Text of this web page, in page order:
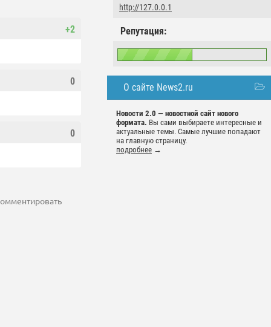
http://127.0.0.1
Репутация:
О сайте News2.ru
Новости 2.0 — новостной сайт нового
формата. Вы сами выбираете интересные и
актуальные темы. Самые лучшие попадают
на главную страницу.
подробнее →
+2
0
0